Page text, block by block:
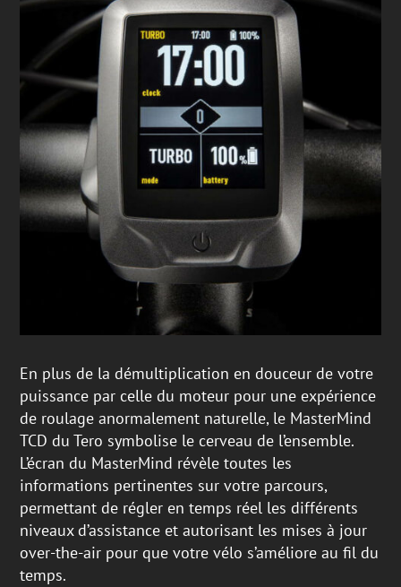
En plus de la démultiplication en douceur de votre
puissance par celle du moteur pour une expérience
de roulage anormalement naturelle, le MasterMind
TCD du Tero symbolise le cerveau de l’ensemble.
L’écran du MasterMind révèle toutes les
informations pertinentes sur votre parcours,
permettant de régler en temps réel les différents
niveaux d’assistance et autorisant les mises à jour
over-the-air pour que votre vélo s’améliore au fil du
temps.